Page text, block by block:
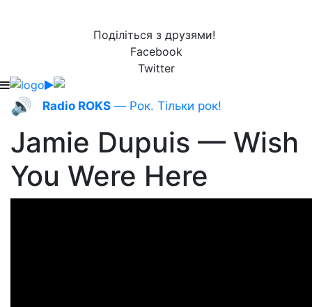
Поділіться з друзями!
Facebook
Twitter
🔊 Radio ROKS — Рок. Тільки рок!
Jamie Dupuis — Wish
You Were Here